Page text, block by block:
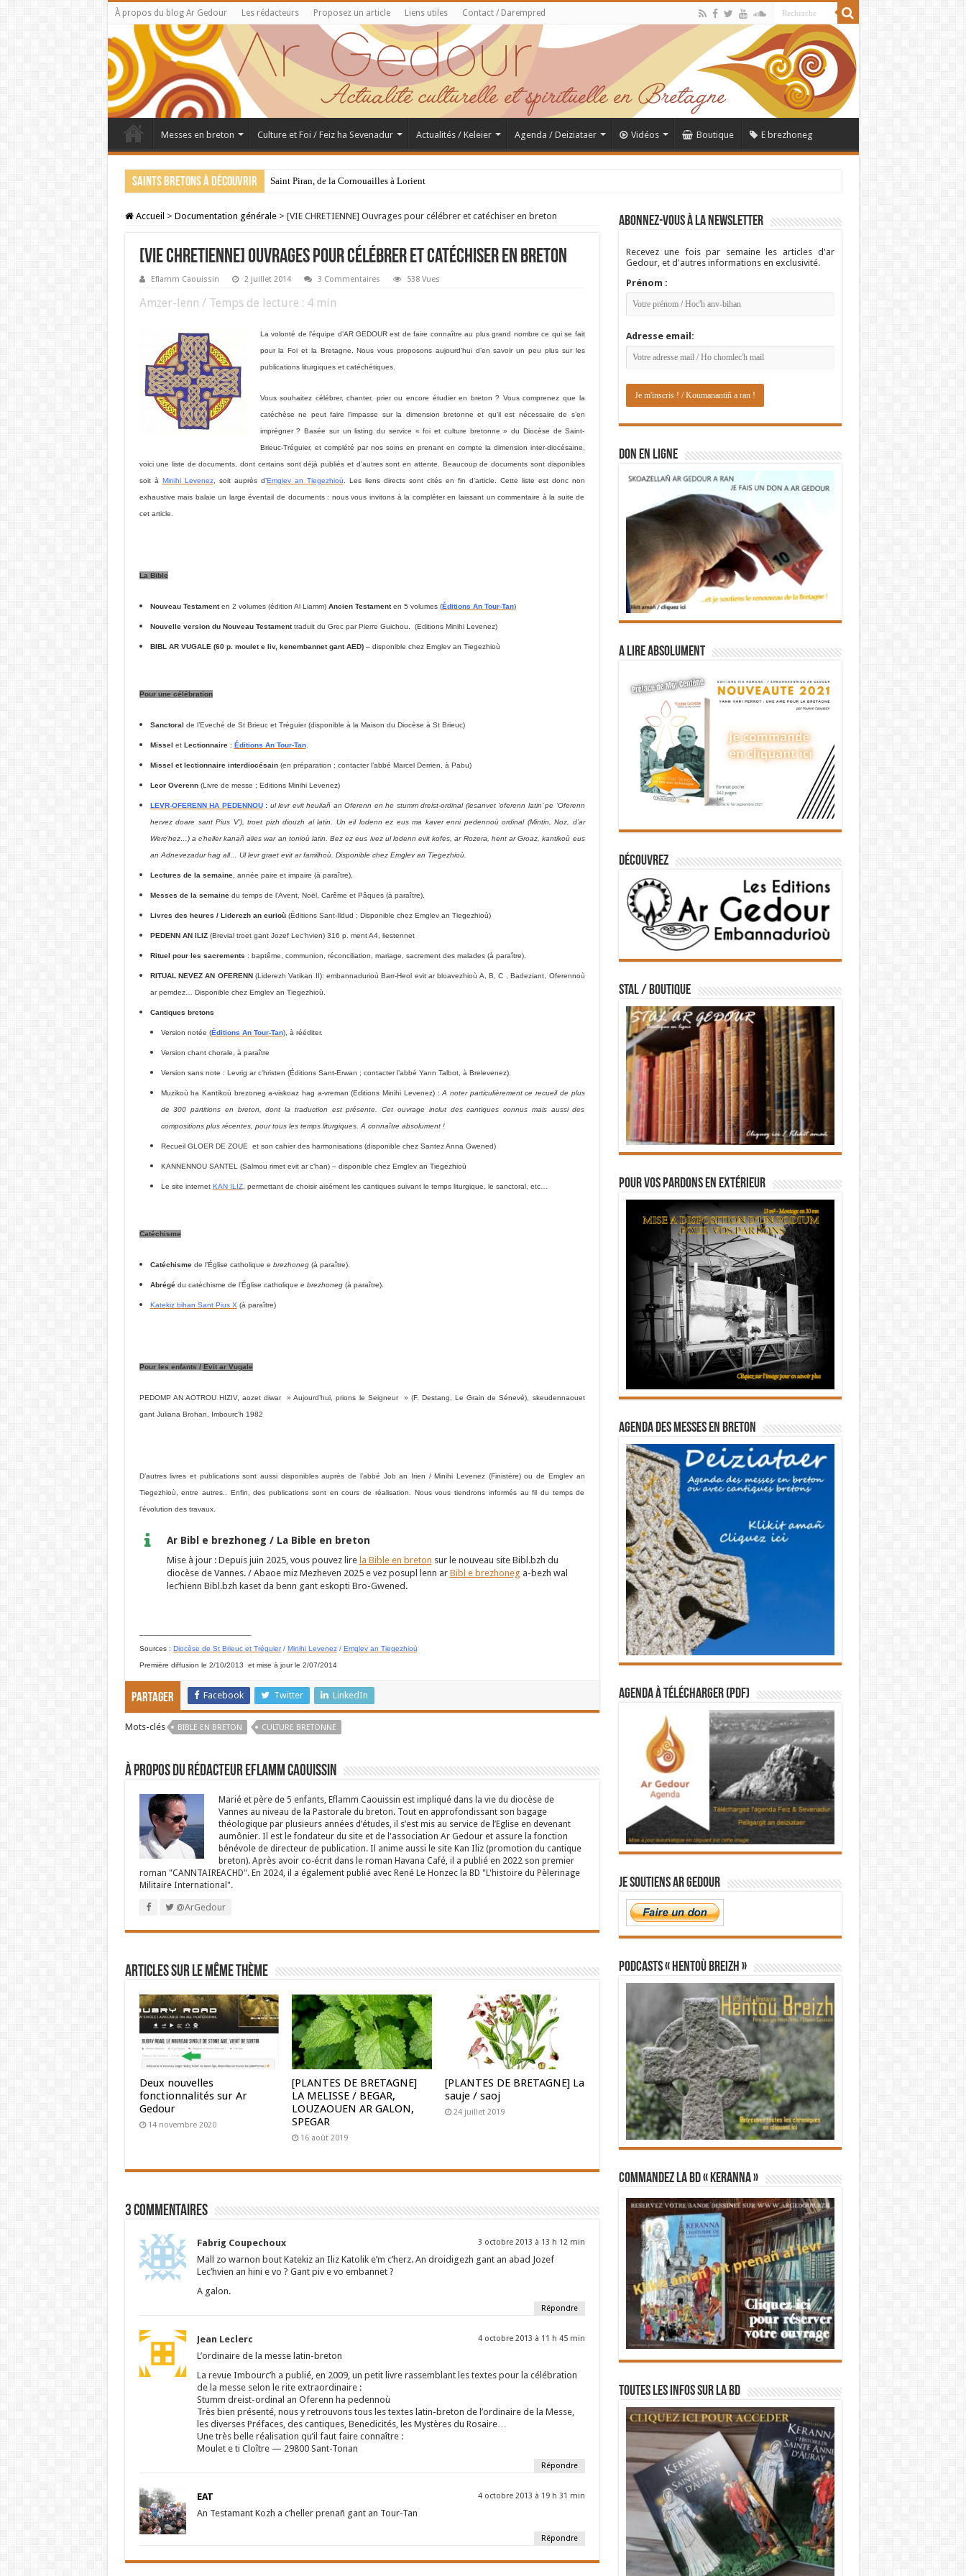
À propos du blog Ar Gedour Les rédacteurs Proposez un article Liens utiles Contact / Darempred
Messes en breton Culture et Foi / Feiz ha Sevenadur Actualités / Keleier Agenda / Deiziataer Vidéos Boutique E brezhoneg
Saints bretons à découvrir Saint Piran, de la Cornouailles à Lorient
Accueil > Documentation générale > [VIE CHRETIENNE] Ouvrages pour célébrer et catéchiser en breton
[VIE CHRETIENNE] Ouvrages pour célébrer et catéchiser en breton
Eflamm Caouissin 2 juillet 2014 3 Commentaires 538 Vues
Amzer-lenn / Temps de lecture : 4min
La volonté de l’équipe d’AR GEDOUR est de faire connaître au plus grand nombre ce qui se fait
pour la Foi et la Bretagne. Nous vous proposons aujourd’hui d’en savoir un peu plus sur les
publications liturgiques et catéchétiques.
Vous souhaitez célébrer, chanter, prier ou encore étudier en breton ? Vous comprenez que la
catéchèse ne peut faire l’impasse sur la dimension bretonne et qu’il est nécessaire de s’en
imprégner ? Basée sur un listing du service « foi et culture bretonne » du Diocèse de Saint-
Brieuc-Tréguier, et complété par nos soins en prenant en compte la dimension inter-diocésaine,
voici une liste de documents, dont certains sont déjà publiés et d’autres sont en attente. Beaucoup de documents sont disponibles
soit à Minihi Levenez, soit auprès d’Emglev an Tiegezhioù . Les liens directs sont cités en fin d’article. Cette liste est donc non
exhaustive mais balaie un large éventail de documents : nous vous invitons à la compléter en laissant un commentaire à la suite de
cet article.
La Bible
Nouveau Testamenten 2 volumes (édition Al Liamm) Ancien Testamenten 5 volumes (Éditions An Tour-Tan)
Nouvelle version du Nouveau Testamenttraduit du Grec par Pierre Guichou. (Editions Minihi Levenez)
BIBL AR VUGALE (60 p. moulet e liv, kenembannet gant AED)– disponible chez Emglev an Tiegezhioù
Pour une célébration
Sanctoral de l’Eveché de St Brieuc et Tréguier (disponible à la Maison du Diocèse à St Brieuc)
Missel et Lectionnaire: Éditions An Tour-Tan.
Missel et lectionnaire interdiocésain(en préparation ; contacter l’abbé Marcel Derrien, à Pabu)
Leor Overenn(Livre de messe ; Editions Minihi Levenez)
LEVR-OFERENN HA PEDENNOU : ul levr evit heuliañ an Oferenn en he stumm dreist-ordinal (lesanvet ‘oferenn latin’ pe ‘Oferenn
hervez doare sant Pius V’), troet pizh diouzh al latin. Un eil lodenn ez eus ma kaver enni pedennoù ordinal (Mintin, Noz, d’ar
Werc’hez…) a c’heller kanañ alies war an tonioù latin. Bez ez eus ivez ul lodenn evit kofes, ar Rozera, hent ar Groaz, kantikoù eus
an Adnevezadur hag all… Ul levr graet evit ar familhoù. Disponible chez Emglev an Tiegezhioù.
Lectures de la semaine, année paire et impaire (à paraître).
Messes de la semainedu temps de l’Avent, Noël, Carême et Pâques (à paraître).
Livres des heures / Liderezh an eurioù(Éditions Sant-Ildud ; Disponible chez Emglev an Tiegezhioù)
PEDENN AN ILIZ (Brevial troet gant Jozef Lec‘hvien) 316 p. ment A4, liestennet
Rituel pour les sacrements : baptême, communion, réconciliation, mariage, sacrement des malades (à paraître).
RITUAL NEVEZ AN OFERENN (Liderezh Vatikan II): embannadurioù Barr-Heol evit ar bloavezhioù A, B, C , Badeziant, Oferennoù
ar pemdez… Disponible chez Emglev an Tiegezhioù.
Cantiques bretons
Version notée (Éditions An Tour-Tan), à rééditer.
Version chant chorale, à paraître
Version sans note : Levrig ar c’hristen (Éditions Sant-Erwan ; contacter l’abbé Yann Talbot, à Brelevenez).
Muzikoù ha Kantikoù brezoneg a-viskoaz hag a-vreman (Editions Minihi Levenez) :A noter particulièrement ce recueil de plus
de 300 partitions en breton, dont la traduction est présente. Cet ouvrage inclut des cantiques connus mais aussi des
compositions plus récentes, pour tous les temps liturgiques. A connaître absolument !
Recueil GLOER DE ZOUE et son cahier des harmonisations (disponible chez Santez Anna Gwened)
KANNENNOU SANTEL (Salmou rimet evit ar c‘han) – disponible chez Emglev an Tiegezhioù
Le site internet KAN ILIZ, permettant de choisir aisément les cantiques suivant le temps liturgique, le sanctoral, etc…
Catéchisme
Catéchisme de l’Église catholique e brezhoneg(à paraître).
Abrégé du catéchisme de l’Église catholique e brezhoneg(à paraître).
Katekiz bihan Sant Pius X (à paraître)
Pour les enfants / Evit ar Vugale
PEDOMP AN AOTROU HIZIV, aozet diwar » Aujourd’hui, prions le Seigneur » (F. Destang, Le Grain de Sénevé), skeudennaouet
gant Juliana Brohan, Imbourc’h 1982
D’autres livres et publications sont aussi disponibles auprès de l’abbé Job an Irien / Minihi Levenez (Finistère) ou de Emglev an
Tiegezhioù, entre autres.. Enfin, des publications sont en cours de réalisation. Nous vous tiendrons informés au fil du temps de
l’évolution des travaux.
Ar Bibl e brezhoneg / La Bible en breton
Mise à jour : Depuis juin 2025, vous pouvez lire la Bible en breton sur le nouveau site Bibl.bzh du
diocèse de Vannes. / Abaoe miz Mezheven 2025 e vez posupl lenn ar Bibl e brezhoneg a-bezh wal
lec’hienn Bibl.bzh kaset da benn gant eskopti Bro-Gwened.
Sources : Diocèse de St Brieuc et Tréguier/ Minihi Levenez/ Emglev an Tiegezhioù
Première diffusion le 2/10/2013 et mise à jour le 2/07/2014
Partager Facebook Twitter LinkedIn
Mots-clés BIBLE EN BRETON CULTURE BRETONNE
À propos du rédacteur Eflamm Caouissin
Marié et père de 5 enfants, Eflamm Caouissin est impliqué dans la vie du diocèse de
Vannes au niveau de la Pastorale du breton. Tout en approfondissant son bagage
théologique par plusieurs années d’études, il s’est mis au service de l’Eglise en devenant
aumônier. Il est le fondateur du site et de l'association Ar Gedour et assure la fonction
bénévole de directeur de publication. Il anime aussi le site Kan Iliz (promotion du cantique
breton). Après avoir co-écrit dans le roman Havana Café, il a publié en 2022 son premier
roman "CANNTAIREACHD". En 2024, il a également publié avec René Le Honzec la BD "L'histoire du Pèlerinage
Militaire International".
@ArGedour
Articles sur le même thème
Deux nouvelles
fonctionnalités sur Ar
Gedour
14 novembre 2020
[PLANTES DE BRETAGNE]
LA MELISSE / BEGAR,
LOUZAOUEN AR GALON,
SPEGAR
16 août 2019
[PLANTES DE BRETAGNE] La
sauje / saoj
24 juillet 2019
3 Commentaires
Fabrig Coupechoux 3 octobre 2013 à 13 h 12 min
Mall zo warnon bout Katekiz an Iliz Katolik e’m c’herz. An droidigezh gant an abad Jozef
Lec’hvien an hini e vo ? Gant piv e vo embannet ?
A galon.
Répondre
Jean Leclerc 4 octobre 2013 à 11 h 45 min
L’ordinaire de la messe latin-breton
La revue Imbourc’h a publié, en 2009, un petit livre rassemblant les textes pour la célébration
de la messe selon le rite extraordinaire :
Stumm dreist-ordinal an Oferenn ha pedennoù
Très bien présenté, nous y retrouvons tous les textes latin-breton de l’ordinaire de la Messe,
les diverses Préfaces, des cantiques, Benedicités, les Mystères du Rosaire…
Une très belle réalisation qu’il faut faire connaître :
Moulet e ti Cloître — 29800 Sant-Tonan
Répondre
EAT 4 octobre 2013 à 19 h 31 min
An Testamant Kozh a c’heller prenañ gant an Tour-Tan
Répondre
Abonnez-vous à la newsletter
Recevez une fois par semaine les articles d'ar
Gedour, et d'autres informations en exclusivité.
Prénom :
Adresse email:
DON EN LIGNE
A lire absolument
Découvrez
STAL / BOUTIQUE
Pour vos pardons en extérieur
Agenda des messes en breton
Agenda à télécharger (PDF)
Je soutiens Ar Gedour
PODCASTS « Hentoù Breizh »
Commandez la BD « Keranna »
Toutes les infos sur la BD